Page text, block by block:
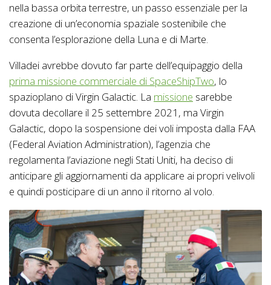
nella bassa orbita terrestre, un passo essenziale per la
creazione di un’economia spaziale sostenibile che
consenta l’esplorazione della Luna e di Marte.
Villadei avrebbe dovuto far parte dell’equipaggio della
prima missione commerciale di SpaceShipTwo, lo
spazioplano di Virgin Galactic. La missione sarebbe
dovuta decollare il 25 settembre 2021, ma Virgin
Galactic, dopo la sospensione dei voli imposta dalla FAA
(Federal Aviation Administration), l’agenzia che
regolamenta l’aviazione negli Stati Uniti, ha deciso di
anticipare gli aggiornamenti da applicare ai propri velivoli
e quindi posticipare di un anno il ritorno al volo.